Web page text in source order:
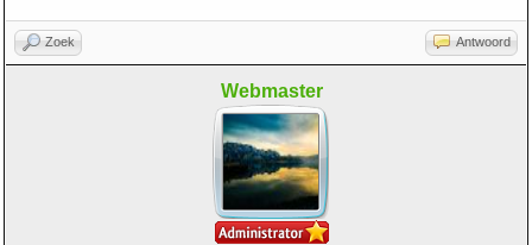
Zoek Antwoord
Webmaster